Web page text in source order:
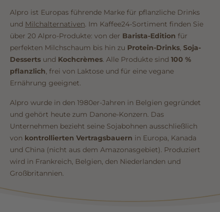
Alpro ist Europas führende Marke für pflanzliche Drinks
und Milchalternativen. Im Kaffee24-Sortiment finden Sie
über 20 Alpro-Produkte: von der Barista-Edition für
perfekten Milchschaum bis hin zu Protein-Drinks, Soja-
Desserts und Kochcrèmes. Alle Produkte sind 100 %
pflanzlich, frei von Laktose und für eine vegane
Ernährung geeignet.
Alpro wurde in den 1980er-Jahren in Belgien gegründet
und gehört heute zum Danone-Konzern. Das
Unternehmen bezieht seine Sojabohnen ausschließlich
von kontrollierten Vertragsbauern in Europa, Kanada
und China (nicht aus dem Amazonasgebiet). Produziert
wird in Frankreich, Belgien, den Niederlanden und
Großbritannien.